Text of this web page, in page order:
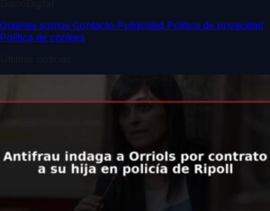
Quiénes somos Contacto Publicidad Política de privacidad
Política de cookies